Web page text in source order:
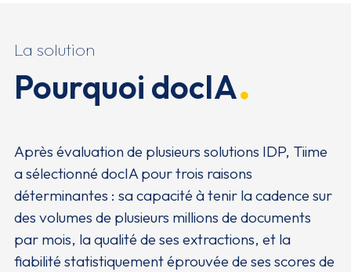
La solution
Pourquoi docIA
Après évaluation de plusieurs solutions IDP, Tiime
a sélectionné docIA pour trois raisons
déterminantes : sa capacité à tenir la cadence sur
des volumes de plusieurs millions de documents
par mois, la qualité de ses extractions, et la
fiabilité statistiquement éprouvée de ses scores de